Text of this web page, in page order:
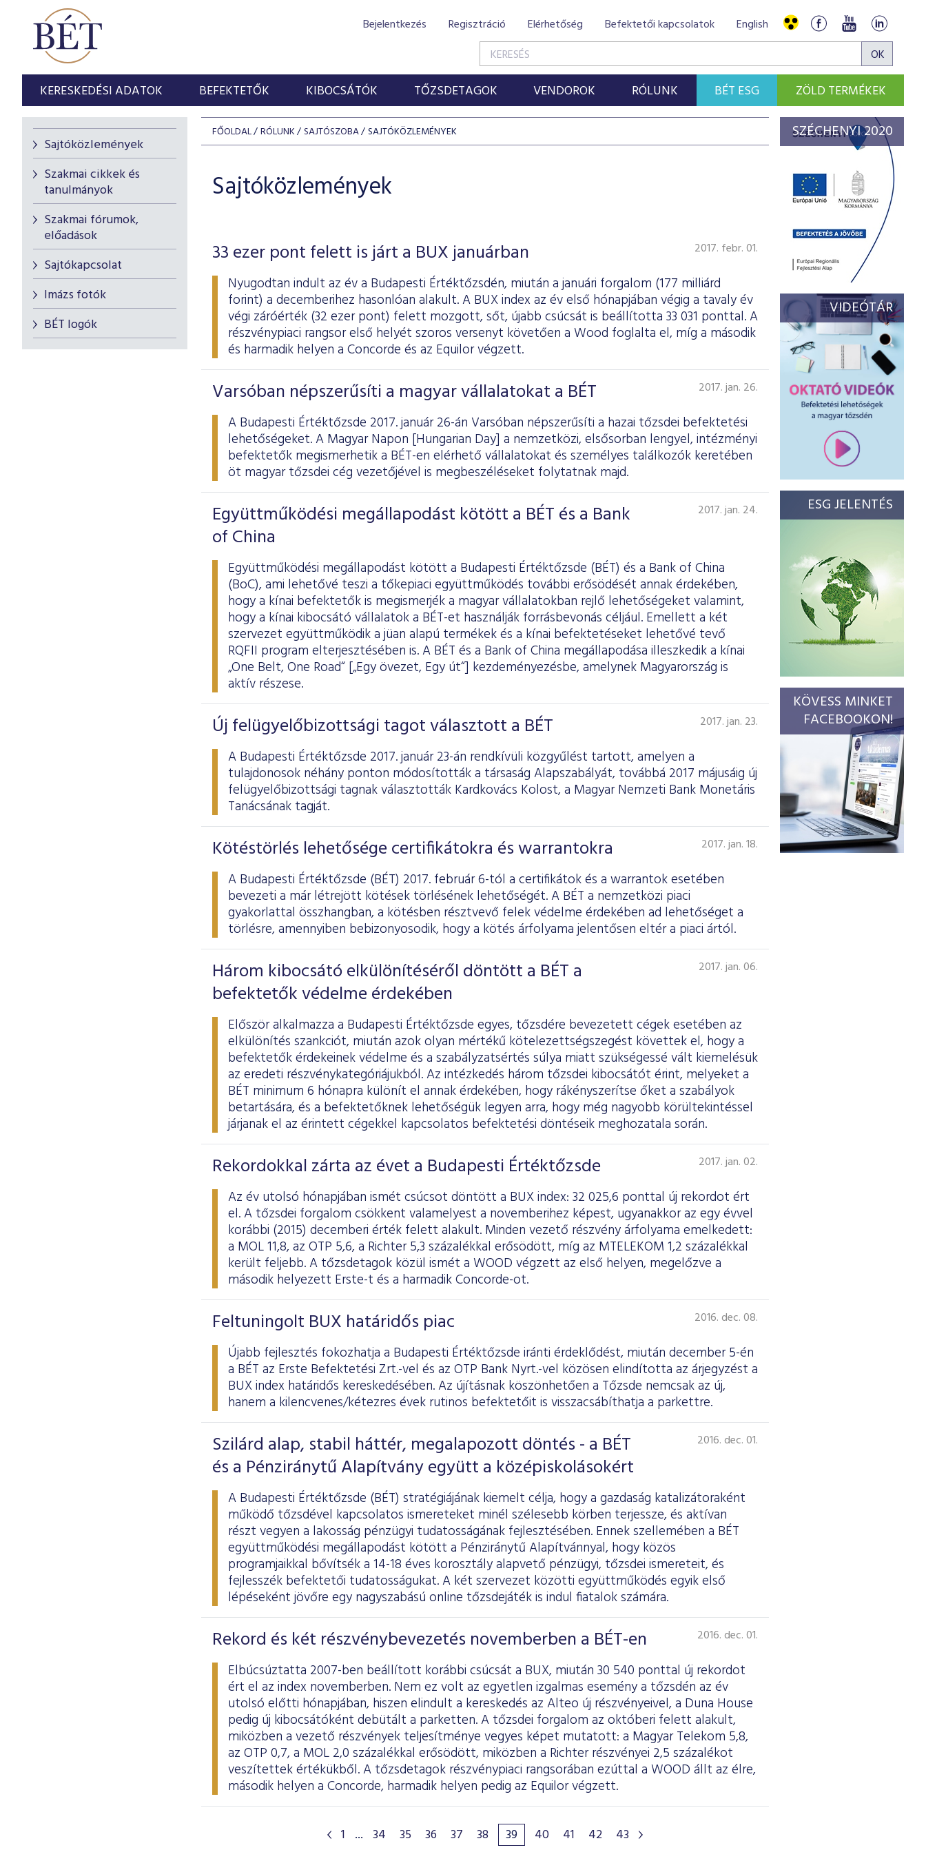
Bejelentkezés Regisztráció Elérhetőség Befektetői kapcsolatok English
KERESKEDÉSI ADATOK BEFEKTETŐK KIBOCSÁTÓK TŐZSDETAGOK VENDOROK RÓLUNK BÉT ESG ZÖLD TERMÉKEK
Sajtóközlemények
Szakmai cikkek és
tanulmányok
Szakmai fórumok,
előadások
Sajtókapcsolat
Imázs fotók
BÉT logók
FŐOLDAL RÓLUNK SAJTÓSZOBA SAJTÓKÖZLEMÉNYEK
Sajtóközlemények
33 ezer pont felett is járt a BUX januárban 2017. febr. 01.
Nyugodtan indult az év a Budapesti Értéktőzsdén, miután a januári forgalom (177 milliárd
forint) a decemberihez hasonlóan alakult. A BUX index az év első hónapjában végig a tavaly év
végi záróérték (32 ezer pont) felett mozgott, sőt, újabb csúcsát is beállította 33 031 ponttal. A
részvénypiaci rangsor első helyét szoros versenyt követően a Wood foglalta el, míg a második
és harmadik helyen a Concorde és az Equilor végzett.
Varsóban népszerűsíti a magyar vállalatokat a BÉT 2017. jan. 26.
A Budapesti Értéktőzsde 2017. január 26-án Varsóban népszerűsíti a hazai tőzsdei befektetési
lehetőségeket. A Magyar Napon [Hungarian Day] a nemzetközi, elsősorban lengyel, intézményi
befektetők megismerhetik a BÉT-en elérhető vállalatokat és személyes találkozók keretében
öt magyar tőzsdei cég vezetőjével is megbeszéléseket folytatnak majd.
Együttműködési megállapodást kötött a BÉT és a Bank
of China
2017. jan. 24.
Együttműködési megállapodást kötött a Budapesti Értéktőzsde (BÉT) és a Bank of China
(BoC), ami lehetővé teszi a tőkepiaci együttműködés további erősödését annak érdekében,
hogy a kínai befektetők is megismerjék a magyar vállalatokban rejlő lehetőségeket valamint,
hogy a kínai kibocsátó vállalatok a BÉT-et használják forrásbevonás céljául. Emellett a két
szervezet együttműködik a jüan alapú termékek és a kínai befektetéseket lehetővé tevő
RQFII program elterjesztésében is. A BÉT és a Bank of China megállapodása illeszkedik a kínai
„One Belt, One Road“ [„Egy övezet, Egy út“] kezdeményezésbe, amelynek Magyarország is
aktív részese.
Új felügyelőbizottsági tagot választott a BÉT 2017. jan. 23.
A Budapesti Értéktőzsde 2017. január 23-án rendkívüli közgyűlést tartott, amelyen a
tulajdonosok néhány ponton módosították a társaság Alapszabályát, továbbá 2017 májusáig új
felügyelőbizottsági tagnak választották Kardkovács Kolost, a Magyar Nemzeti Bank Monetáris
Tanácsának tagját.
Kötéstörlés lehetősége certifikátokra és warrantokra 2017. jan. 18.
A Budapesti Értéktőzsde (BÉT) 2017. február 6-tól a certifikátok és a warrantok esetében
bevezeti a már létrejött kötések törlésének lehetőségét. A BÉT a nemzetközi piaci
gyakorlattal összhangban, a kötésben résztvevő felek védelme érdekében ad lehetőséget a
törlésre, amennyiben bebizonyosodik, hogy a kötés árfolyama jelentősen eltér a piaci ártól.
Három kibocsátó elkülönítéséről döntött a BÉT a
befektetők védelme érdekében
2017. jan. 06.
Először alkalmazza a Budapesti Értéktőzsde egyes, tőzsdére bevezetett cégek esetében az
elkülönítés szankciót, miután azok olyan mértékű kötelezettségszegést követtek el, hogy a
befektetők érdekeinek védelme és a szabályzatsértés súlya miatt szükségessé vált kiemelésük
az eredeti részvénykategóriájukból. Az intézkedés három tőzsdei kibocsátót érint, melyeket a
BÉT minimum 6 hónapra különít el annak érdekében, hogy rákényszerítse őket a szabályok
betartására, és a befektetőknek lehetőségük legyen arra, hogy még nagyobb körültekintéssel
járjanak el az érintett cégekkel kapcsolatos befektetési döntéseik meghozatala során.
Rekordokkal zárta az évet a Budapesti Értéktőzsde 2017. jan. 02.
Az év utolsó hónapjában ismét csúcsot döntött a BUX index: 32 025,6 ponttal új rekordot ért
el. A tőzsdei forgalom csökkent valamelyest a novemberihez képest, ugyanakkor az egy évvel
korábbi (2015) decemberi érték felett alakult. Minden vezető részvény árfolyama emelkedett:
a MOL 11,8, az OTP 5,6, a Richter 5,3 százalékkal erősödött, míg az MTELEKOM 1,2 százalékkal
került feljebb. A tőzsdetagok közül ismét a WOOD végzett az első helyen, megelőzve a
második helyezett Erste-t és a harmadik Concorde-ot.
Feltuningolt BUX határidős piac 2016. dec. 08.
Újabb fejlesztés fokozhatja a Budapesti Értéktőzsde iránti érdeklődést, miután december 5-én
a BÉT az Erste Befektetési Zrt.-vel és az OTP Bank Nyrt.-vel közösen elindította az árjegyzést a
BUX index határidős kereskedésében. Az újításnak köszönhetően a Tőzsde nemcsak az új,
hanem a kilencvenes/kétezres évek rutinos befektetőit is visszacsábíthatja a parkettre.
Szilárd alap, stabil háttér, megalapozott döntés - a BÉT
és a Pénziránytű Alapítvány együtt a középiskolásokért
2016. dec. 01.
A Budapesti Értéktőzsde (BÉT) stratégiájának kiemelt célja, hogy a gazdaság katalizátoraként
működő tőzsdével kapcsolatos ismereteket minél szélesebb körben terjessze, és aktívan
részt vegyen a lakosság pénzügyi tudatosságának fejlesztésében. Ennek szellemében a BÉT
együttműködési megállapodást kötött a Pénziránytű Alapítvánnyal, hogy közös
programjaikkal bővítsék a 14-18 éves korosztály alapvető pénzügyi, tőzsdei ismereteit, és
fejlesszék befektetői tudatosságukat. A két szervezet közötti együttműködés egyik első
lépéseként jövőre egy nagyszabású online tőzsdejáték is indul fiatalok számára.
Rekord és két részvénybevezetés novemberben a BÉT-en 2016. dec. 01.
Elbúcsúztatta 2007-ben beállított korábbi csúcsát a BUX, miután 30 540 ponttal új rekordot
ért el az index novemberben. Nem ez volt az egyetlen izgalmas esemény a tőzsdén az év
utolsó előtti hónapjában, hiszen elindult a kereskedés az Alteo új részvényeivel, a Duna House
pedig új kibocsátóként debütált a parketten. A tőzsdei forgalom az októberi felett alakult,
miközben a vezető részvények teljesítménye vegyes képet mutatott: a Magyar Telekom 5,8,
az OTP 0,7, a MOL 2,0 százalékkal erősödött, miközben a Richter részvényei 2,5 százalékot
veszítettek értékükből. A tőzsdetagok részvénypiaci rangsorában ezúttal a WOOD állt az élre,
második helyen a Concorde, harmadik helyen pedig az Equilor végzett.
1 ... 34 35 36 37 38 39 40 41 42 43
SZÉCHENYI 2020
VIDEÓTÁR
ESG JELENTÉS
KÖVESS MINKET
FACEBOOKON!